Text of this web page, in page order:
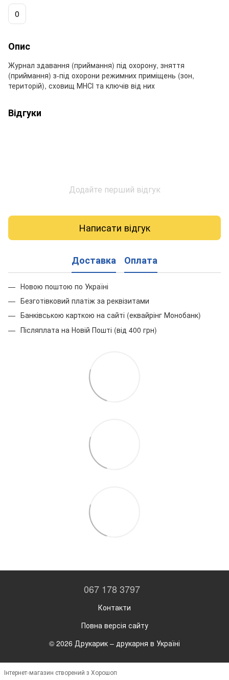
0
Опис
Журнал здавання (приймання) під охорону, зняття
(приймання) з-під охорони режимних приміщень (зон,
територій), сховищ МНСІ та ключів від них
Відгуки
Додайте перший відгук
Написати відгук
Доставка Оплата
Новою поштою по Україні
Безготівковий платіж за реквізитами
Банківською карткою на сайті (еквайрінг Монобанк)
Післяплата на Новій Пошті (від 400 грн)
067 178 3797
Контакти
Повна версія сайту
© 2026 Друкарик – друкарня в Україні
Інтернет-магазин створений з Хорошоп